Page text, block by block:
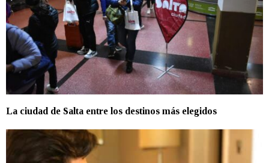
La ciudad de Salta entre los destinos más elegidos